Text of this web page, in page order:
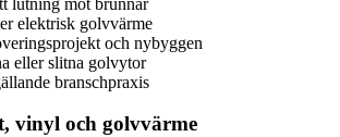
elektrisk golvvärme
och nybyggen
eller slitna golvytor
branschpraxis
vinyl och golvvärme